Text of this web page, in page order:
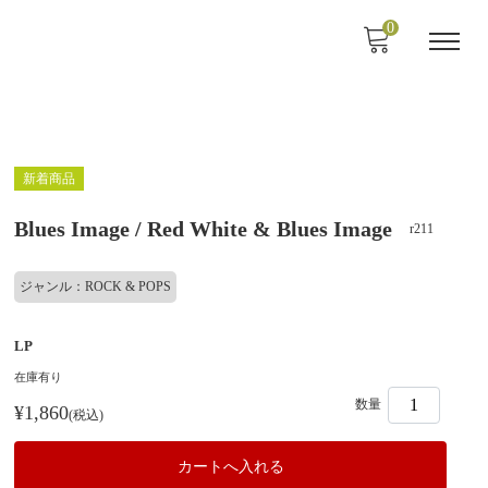
0
新着商品
Blues Image / Red White & Blues Image r211
ジャンル：ROCK & POPS
LP
在庫有り
¥1,860(税込)
数量